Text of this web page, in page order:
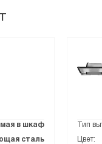
в шкаф
сталь
Тип
Цвет: